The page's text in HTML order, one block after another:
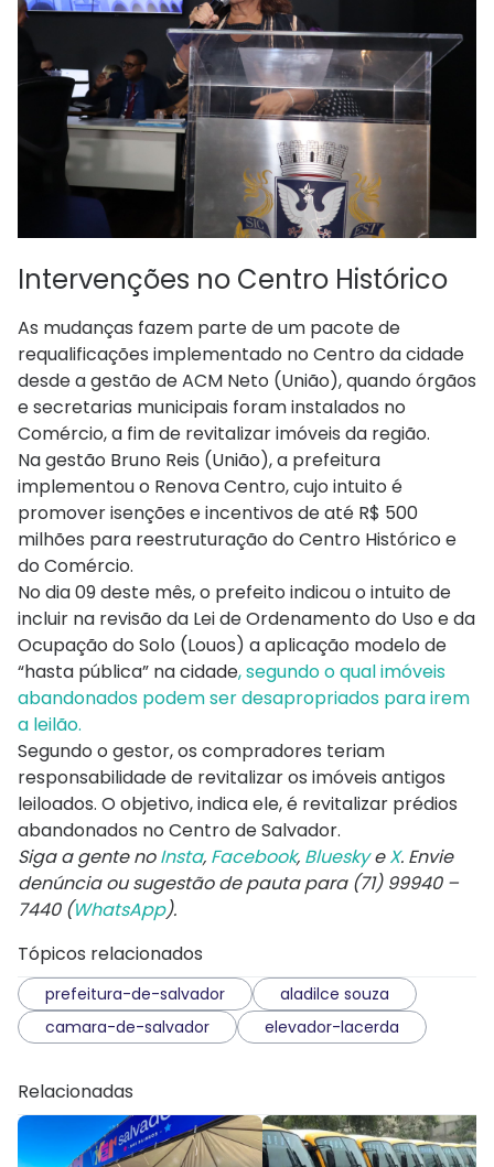
Intervenções no Centro Histórico
As mudanças fazem parte de um pacote de
requalificações implementado no Centro da cidade
desde a gestão de ACM Neto (União), quando órgãos
e secretarias municipais foram instalados no
Comércio, a fim de revitalizar imóveis da região.
Na gestão Bruno Reis (União), a prefeitura
implementou o Renova Centro, cujo intuito é
promover isenções e incentivos de até R$ 500
milhões para reestruturação do Centro Histórico e
do Comércio.
No dia 09 deste mês, o prefeito indicou o intuito de
incluir na revisão da Lei de Ordenamento do Uso e da
Ocupação do Solo (Louos) a aplicação modelo de
“hasta pública” na cidade, segundo o qual imóveis
abandonados podem ser desapropriados para irem
a leilão.
Segundo o gestor, os compradores teriam
responsabilidade de revitalizar os imóveis antigos
leiloados. O objetivo, indica ele, é revitalizar prédios
abandonados no Centro de Salvador.
Siga a gente noInsta, Facebook, BlueskyeX. Envie
denúncia ou sugestão de pauta para (71) 99940 –
7440 (WhatsApp).
Tópicos relacionados
prefeitura-de-salvador
aladilce souza
camara-de-salvador
elevador-lacerda
Relacionadas